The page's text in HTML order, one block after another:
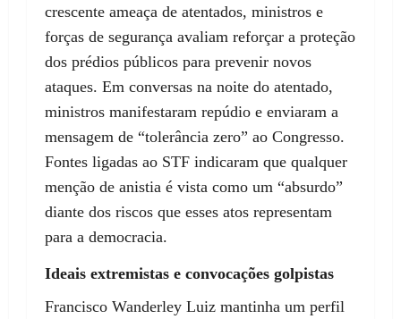
crescente ameaça de atentados, ministros e
forças de segurança avaliam reforçar a proteção
dos prédios públicos para prevenir novos
ataques. Em conversas na noite do atentado,
ministros manifestaram repúdio e enviaram a
mensagem de “tolerância zero” ao Congresso.
Fontes ligadas ao STF indicaram que qualquer
menção de anistia é vista como um “absurdo”
diante dos riscos que esses atos representam
para a democracia.
Ideais extremistas e convocações golpistas
Francisco Wanderley Luiz mantinha um perfil